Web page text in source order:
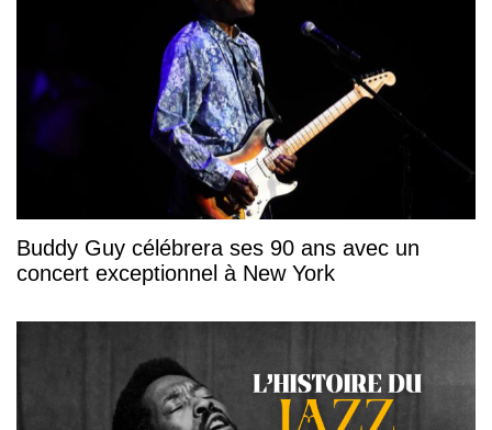
Buddy Guy célébrera ses 90 ans avec un
concert exceptionnel à New York